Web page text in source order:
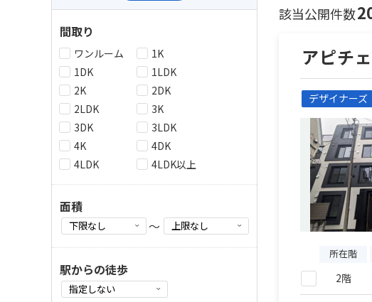
該当公開件数
アピチ
デザイナーズ
所在階
2階
間取り
ワンルーム
1K
1DK
1LDK
2K
2DK
2LDK
3K
3DK
3LDK
4K
4DK
4LDK
4LDK以上
面積
～
駅からの徒歩